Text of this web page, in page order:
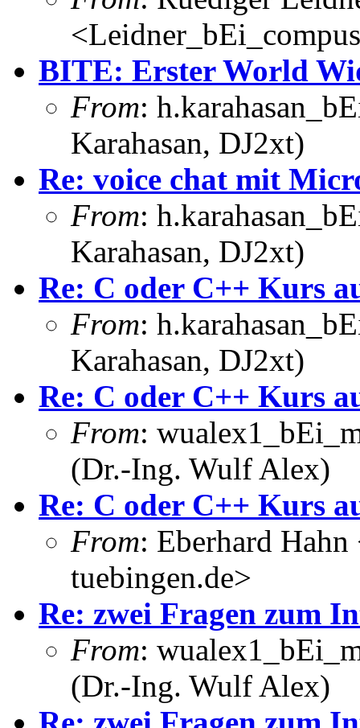
BITE: Erster World
From:
Karahasan, DJ2xt)
Re: voice chat mit
From:
Karahasan, DJ2xt)
Re: C oder C++ Kurs
From:
Karahasan, DJ2xt)
Re: C oder C++ Kurs
From:
(Dr.-Ing. Wulf Alex)
Re: C oder C++ Kurs
From: Eberhard
tuebingen.de>
Re: zwei Fragen zum
From:
(Dr.-Ing. Wulf Alex)